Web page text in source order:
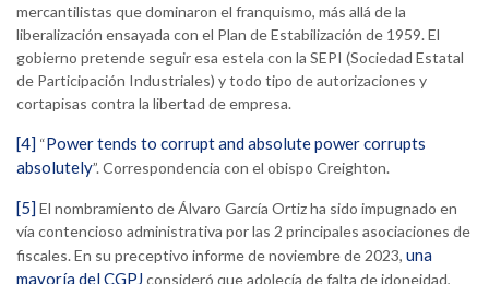
mercantilistas que dominaron el franquismo, más allá de la
liberalización ensayada con el Plan de Estabilización de 1959. El
gobierno pretende seguir esa estela con la SEPI (Sociedad Estatal
de Participación Industriales) y todo tipo de autorizaciones y
cortapisas contra la libertad de empresa.
[4] “Power tends to corrupt and absolute power corrupts
absolutely”. Correspondencia con el obispo Creighton.
[5] El nombramiento de Álvaro García Ortiz ha sido impugnado en
vía contencioso administrativa por las 2 principales asociaciones de
fiscales. En su preceptivo informe de noviembre de 2023, una
mayoría del CGPJ consideró que adolecía de falta de idoneidad,